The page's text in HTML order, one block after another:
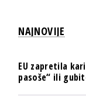
NAJNOVIJE
EU zapretila
pasoše“ ili